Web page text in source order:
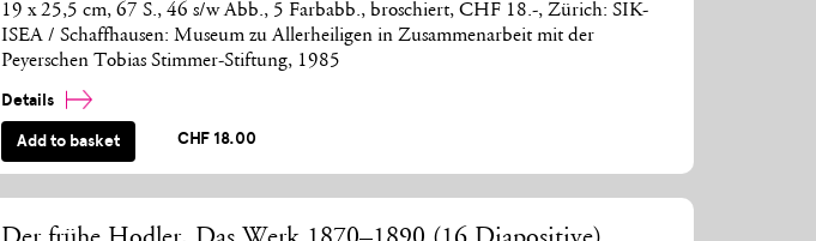
19 x 25,5 cm, 67 S., 46 s/w Abb., 5 Farbabb., broschiert, CHF 18.-, Zürich: SIK-
ISEA / Schaffhausen: Museum zu Allerheiligen in Zusammenarbeit mit der
Peyerschen Tobias Stimmer-Stiftung, 1985
Details
Add to basket
CHF 18.00